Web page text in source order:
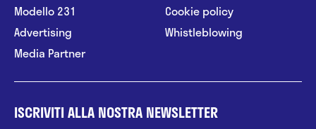
Modello 231
Advertising
Media Partner
Cookie policy
Whistleblowing
ISCRIVITI ALLA NOSTRA NEWSLETTER